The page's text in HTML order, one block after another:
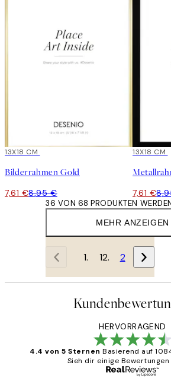
15%*
13X18 CM
Bilderrahmen Gold
7,61 €8,95 €
15%*
13X18 CM
7,61 €
MEHR ANZEIGEN
36 VON 68 PRODUKTEN
1 2
HERVORRAGEND
4.4 von 5 Sternen Basierend auf
Sieh dir einige Bewertungen